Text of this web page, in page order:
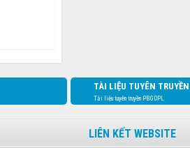
TÀI LIỆU TUYÊN TRUYỀN
Tài liệu tuyên truyền PBGDPL
LIÊN KẾT WEBSITE